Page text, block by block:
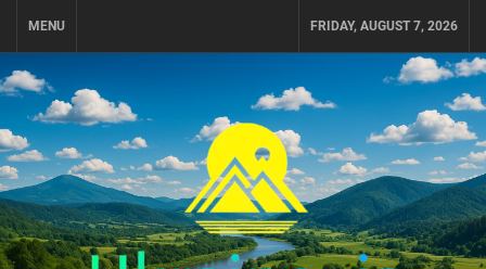
MENU FRIDAY, AUGUST 7, 2026